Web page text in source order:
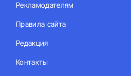
Рекламодателям
Правила сайта
Редакция
Контакты